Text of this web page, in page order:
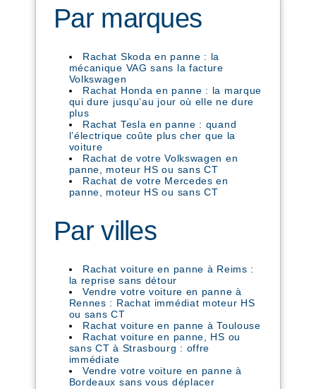
Par marques
Rachat Skoda en panne : la
mécanique VAG sans la facture
Volkswagen
Rachat Honda en panne : la marque
qui dure jusqu’au jour où elle ne dure
plus
Rachat Tesla en panne : quand
l’électrique coûte plus cher que la
voiture
Rachat de votre Volkswagen en
panne, moteur HS ou sans CT
Rachat de votre Mercedes en
panne, moteur HS ou sans CT
Par villes
Rachat voiture en panne à Reims :
la reprise sans détour
Vendre votre voiture en panne à
Rennes : Rachat immédiat moteur HS
ou sans CT
Rachat voiture en panne à Toulouse
Rachat voiture en panne, HS ou
sans CT à Strasbourg : offre
immédiate
Vendre votre voiture en panne à
Bordeaux sans vous déplacer